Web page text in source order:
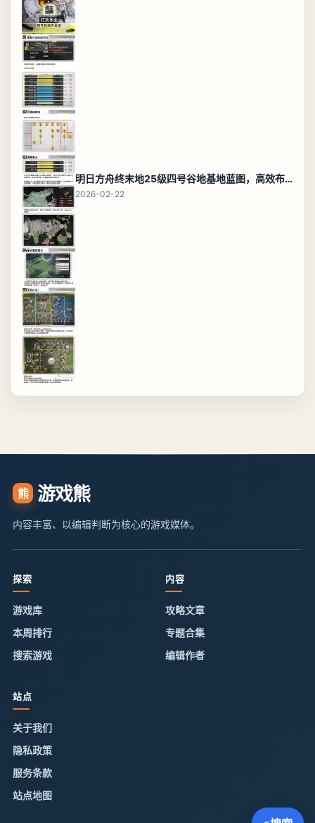
明日方舟终末地25级四号谷地基地蓝图，高效布局规划
2026-02-22
熊 游戏熊
内容丰富、以编辑判断为核心的游戏媒体。
探索
游戏库
本周排行
搜索游戏
内容
攻略文章
专题合集
编辑作者
站点
关于我们
隐私政策
服务条款
站点地图